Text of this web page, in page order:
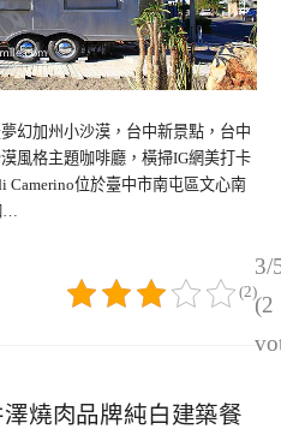
幻加州小沙漠，台中新景點，台中
風格主題咖啡廳，橫掃IG網美打卡
Camerino位於臺中市南屯區文心南
…
3/
(2
(2)
燒肉品牌純白建築餐